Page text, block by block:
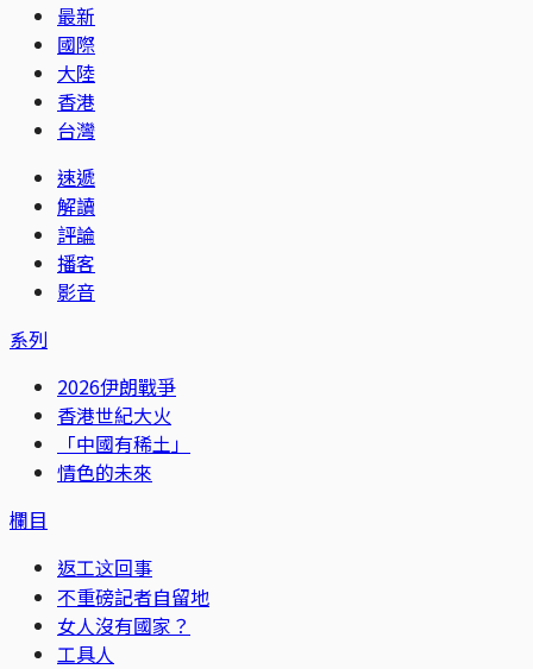
最新
國際
大陸
香港
台灣
速遞
解讀
評論
播客
影音
系列
2026伊朗戰爭
香港世紀大火
「中國有稀土」
情色的未來
欄目
返工这回事
不重磅記者自留地
女人沒有國家？
工具人